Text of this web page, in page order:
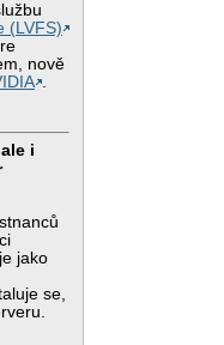
(LVFS)
nově
.
i
jako
se,